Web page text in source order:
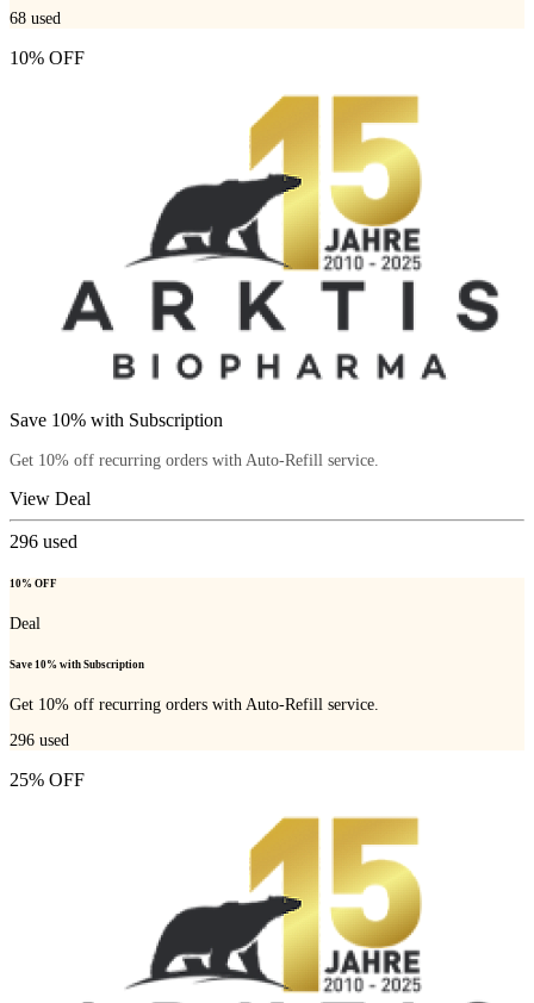
68 used
10% OFF
Save 10% with Subscription
Get 10% off recurring orders with Auto-Refill service.
View Deal
296 used
10% OFF
Deal
Save 10% with Subscription
Get 10% off recurring orders with Auto-Refill service.
296 used
25% OFF